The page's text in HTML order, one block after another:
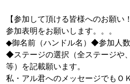
【参加して頂ける皆様へのお願い
参加表明をお願いします。。。
◆御名前（ハンドル名）◆参加人
◆ステージの選択（全ステージや
等）を記載願います。
私・アル君へのメッセージでもＯ